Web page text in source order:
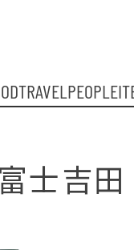
TRAVELPEOPLE
士吉田